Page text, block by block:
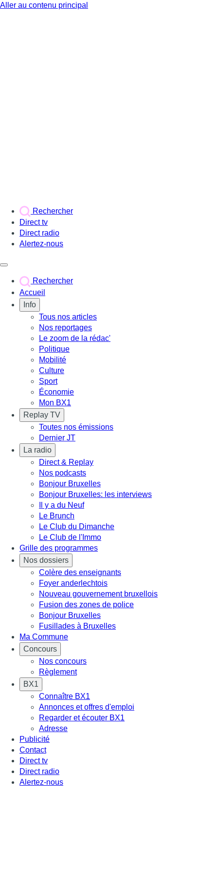
Aller au contenu principal
Rechercher
Direct tv
Direct radio
Alertez-nous
Rechercher
Accueil
Info
Tous nos articles
Nos reportages
Le zoom de la rédac'
Politique
Mobilité
Culture
Sport
Économie
Mon BX1
Replay TV
Toutes nos émissions
Dernier JT
La radio
Direct & Replay
Nos podcasts
Bonjour Bruxelles
Bonjour Bruxelles: les interviews
Il y a du Neuf
Le Brunch
Le Club du Dimanche
Le Club de l'Immo
Grille des programmes
Nos dossiers
Colère des enseignants
Foyer anderlechtois
Nouveau gouvernement bruxellois
Fusion des zones de police
Bonjour Bruxelles
Fusillades à Bruxelles
Ma Commune
Concours
Nos concours
Règlement
BX1
Connaître BX1
Annonces et offres d'emploi
Regarder et écouter BX1
Adresse
Publicité
Contact
Direct tv
Direct radio
Alertez-nous